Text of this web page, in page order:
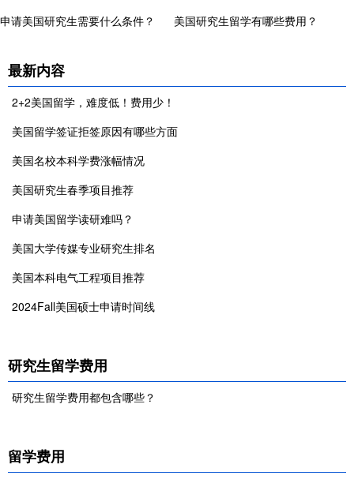
申请美国研究生需要什么条件？
美国研究生留学有哪些费用？
最新内容
2+2美国留学，难度低！费用少！
美国留学签证拒签原因有哪些方面
美国名校本科学费涨幅情况
美国研究生春季项目推荐
申请美国留学读研难吗？
美国大学传媒专业研究生排名
美国本科电气工程项目推荐
2024Fall美国硕士申请时间线
研究生留学费用
研究生留学费用都包含哪些？
留学费用